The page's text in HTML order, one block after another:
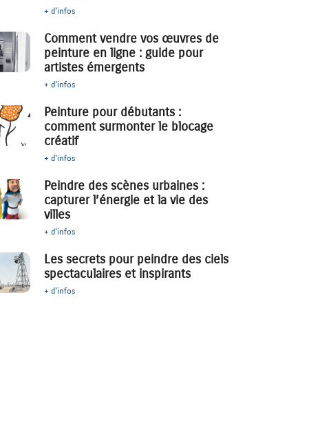
+ d'infos
Comment vendre vos œuvres de
peinture en ligne : guide pour
artistes émergents
+ d'infos
Peinture pour débutants :
comment surmonter le blocage
créatif
+ d'infos
Peindre des scènes urbaines :
capturer l’énergie et la vie des
villes
+ d'infos
Les secrets pour peindre des ciels
spectaculaires et inspirants
+ d'infos